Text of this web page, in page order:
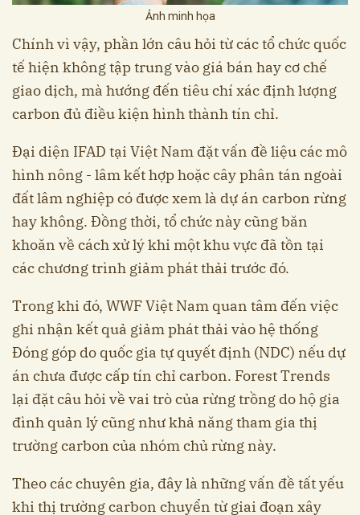
Ảnh minh họa
Chính vì vậy, phần lớn câu hỏi từ các tổ chức quốc
tế hiện không tập trung vào giá bán hay cơ chế
giao dịch, mà hướng đến tiêu chí xác định lượng
carbon đủ điều kiện hình thành tín chỉ.
Đại diện IFAD tại Việt Nam đặt vấn đề liệu các mô
hình nông - lâm kết hợp hoặc cây phân tán ngoài
đất lâm nghiệp có được xem là dự án carbon rừng
hay không. Đồng thời, tổ chức này cũng băn
khoăn về cách xử lý khi một khu vực đã tồn tại
các chương trình giảm phát thải trước đó.
Trong khi đó, WWF Việt Nam quan tâm đến việc
ghi nhận kết quả giảm phát thải vào hệ thống
Đóng góp do quốc gia tự quyết định (NDC) nếu dự
án chưa được cấp tín chỉ carbon. Forest Trends
lại đặt câu hỏi về vai trò của rừng trồng do hộ gia
đình quản lý cũng như khả năng tham gia thị
trường carbon của nhóm chủ rừng này.
Theo các chuyên gia, đây là những vấn đề tất yếu
khi thị trường carbon chuyển từ giai đoạn xây